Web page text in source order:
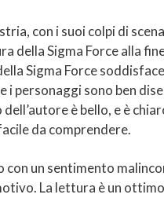
con i suoi colpi di
della Sigma Force alla
Sigma Force
personaggi sono ben
è bello, e è
da comprendere.
un sentimento
La lettura è un